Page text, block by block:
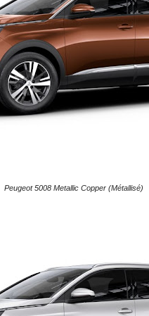
Peugeot 5008 Metallic Copper (Métallisé)